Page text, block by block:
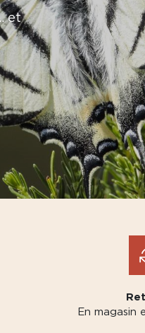
et
En magasin